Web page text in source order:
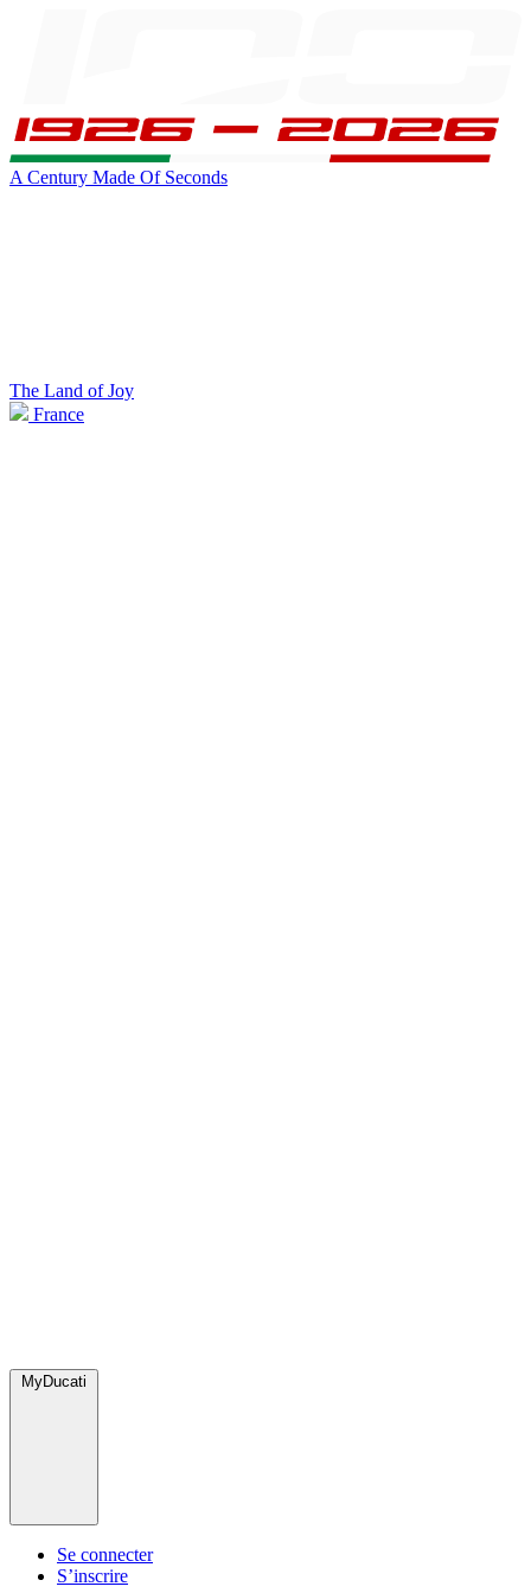
A Century Made Of Seconds
The Land of Joy
France
MyDucati
Se connecter
S’inscrire